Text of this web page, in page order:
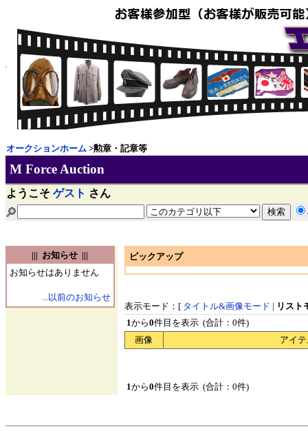
オークションホーム >勲章・記章等
M Force Auction
ようこそ ゲスト さん
||| お知らせ |||
お知らせはありません
...以前のお知らせ
ピックアップ
表示モード：[ タイトル&画像モード | リスト
1から0件目を表示 (合計：0件)
画像
アイ
1から0件目を表示 (合計：0件)